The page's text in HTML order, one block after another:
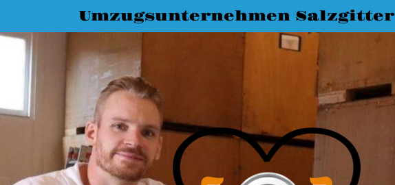
Umzugsunternehmen Salzgitter